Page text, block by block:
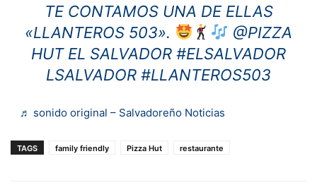
TE CONTAMOS UNA DE ELLAS
«LLANTEROS 503».
@PIZZA
HUT EL SALVADOR #ELSALVADOR
LSALVADOR #LLANTEROS503
♬ sonido original – Salvadoreño Noticias
TAGS family friendly Pizza Hut restaurante